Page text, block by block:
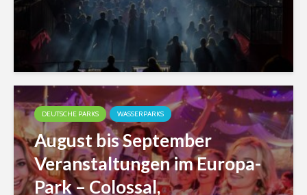
DEUTSCHE PARKS WASSERPARKS
August bis September
Veranstaltungen im Europa-
Park – Colossal,